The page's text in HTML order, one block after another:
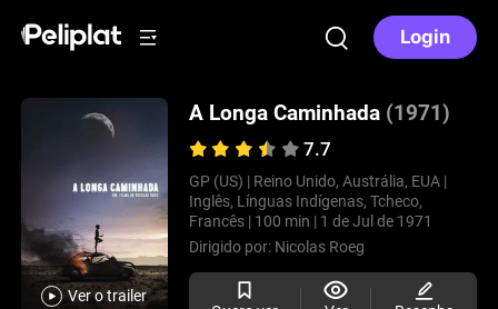
Login
Ver o trailer
A Longa Caminhada (1971)
7.7
GP (US) | Reino Unido, Austrália, EUA |
Inglês, Línguas Indígenas, Tcheco,
Francês | 100 min | 1 de Jul de 1971
Dirigido por: Nicolas Roeg